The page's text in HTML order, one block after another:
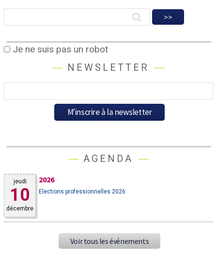
Je ne suis pas un robot
NEWSLETTER
AGENDA
jeudi
10
décembre
2026
Elections professionnelles 2026
Voir tous les événements